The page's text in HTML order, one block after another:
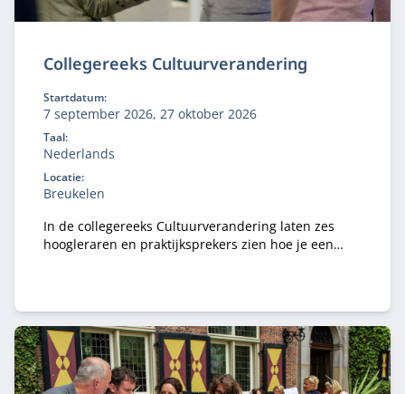
Collegereeks Cultuurverandering
Startdatum:
7 september 2026, 27 oktober 2026
Taal:
Nederlands
Locatie:
Breukelen
In de collegereeks Cultuurverandering laten zes
hoogleraren en praktijksprekers zien hoe je een